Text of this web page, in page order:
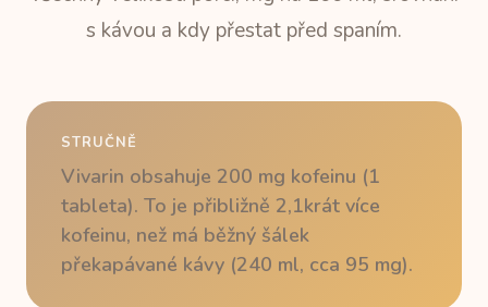
s kávou a kdy přestat před spaním.
STRUČNĚ
Vivarin obsahuje 200 mg kofeinu (1
tableta). To je přibližně 2,1krát více
kofeinu, než má běžný šálek
překapávané kávy (240 ml, cca 95 mg).